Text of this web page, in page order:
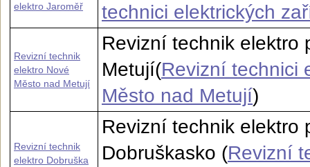
elektro Jaroměř
technici elektrických
Revizní technik
elektro Nové
Město nad Metují
Revizní technik elektro
Metují(Revizní technici
Město nad Metují)
Revizní technik
elektro Dobruška
Revizní technik elektro
Dobruškasko (Revizní